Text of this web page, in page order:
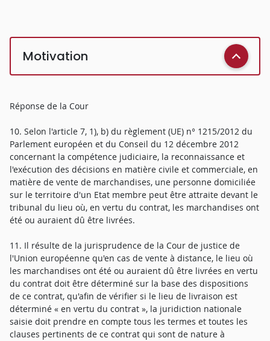
Motivation
Réponse de la Cour
10. Selon l'article 7, 1), b) du règlement (UE) n° 1215/2012 du
Parlement européen et du Conseil du 12 décembre 2012
concernant la compétence judiciaire, la reconnaissance et
l'exécution des décisions en matière civile et commerciale, en
matière de vente de marchandises, une personne domiciliée
sur le territoire d'un Etat membre peut être attraite devant le
tribunal du lieu où, en vertu du contrat, les marchandises ont
été ou auraient dû être livrées.
11. Il résulte de la jurisprudence de la Cour de justice de
l'Union européenne qu'en cas de vente à distance, le lieu où
les marchandises ont été ou auraient dû être livrées en vertu
du contrat doit être déterminé sur la base des dispositions
de ce contrat, qu'afin de vérifier si le lieu de livraison est
déterminé « en vertu du contrat », la juridiction nationale
saisie doit prendre en compte tous les termes et toutes les
clauses pertinents de ce contrat qui sont de nature à